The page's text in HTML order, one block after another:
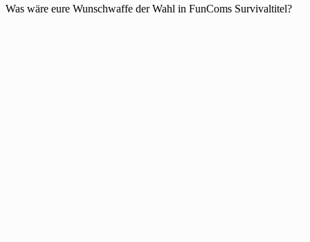
Was wäre eure Wunschwaffe der Wahl in FunComs Survivaltitel?